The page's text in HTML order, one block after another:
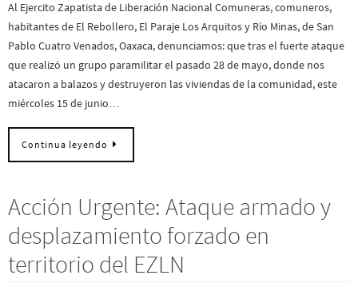
Al Ejercito Zapatista de Liberación Nacional Comuneras, comuneros,
habitantes de El Rebollero, El Paraje Los Arquitos y Río Minas, de San
Pablo Cuatro Venados, Oaxaca, denunciamos: que tras el fuerte ataque
que realizó un grupo paramilitar el pasado 28 de mayo, donde nos
atacaron a balazos y destruyeron las viviendas de la comunidad, este
miércoles 15 de junio…
Continua leyendo
Acción Urgente: Ataque armado y
desplazamiento forzado en
territorio del EZLN